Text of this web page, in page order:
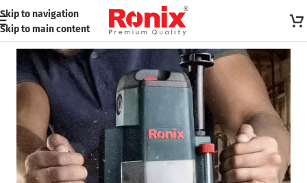
Skip to navigation
Skip to main content